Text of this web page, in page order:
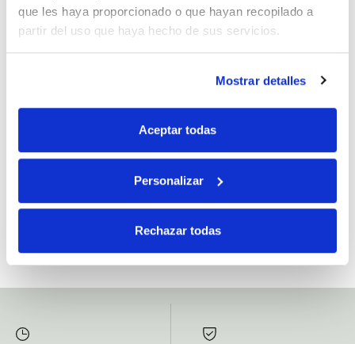
que les haya proporcionado o que hayan recopilado a
partir del uso que haya hecho de sus servicios.
Mostrar detalles
Aceptar todas
Personalizar
Rechazar todas
fines comerciales, legitimación: consentimiento, destinatarios: proveedor de
otros derechos, como se explica en la información adicional.
SUBSCRIBETE AHORA